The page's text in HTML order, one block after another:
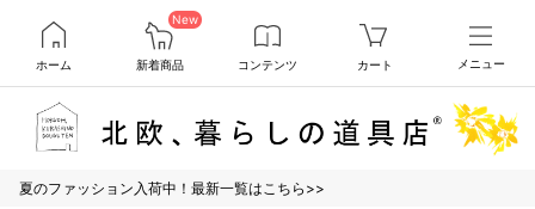
ホーム
New
新着商品 コンテンツ カート メニュー
夏のファッション入荷中！最新一覧はこちら>>